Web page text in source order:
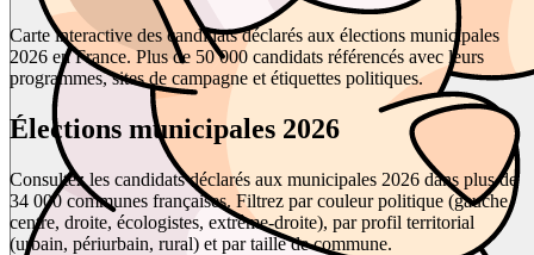
Carte interactive des candidats déclarés aux élections municipales
2026 en France. Plus de 50 000 candidats référencés avec leurs
programmes, sites de campagne et étiquettes politiques.
Élections municipales 2026
Consultez les candidats déclarés aux municipales 2026 dans plus de
34 000 communes françaises. Filtrez par couleur politique (gauche,
centre, droite, écologistes, extrême-droite), par profil territorial
(urbain, périurbain, rural) et par taille de commune.